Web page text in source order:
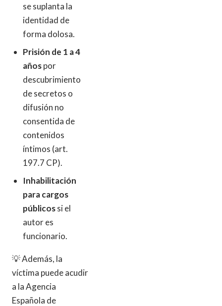
se suplanta la
identidad de
forma dolosa.
Prisión de 1 a 4
añospor
descubrimiento
de secretos o
difusión no
consentida de
contenidos
íntimos (art.
197.7 CP).
Inhabilitación
para cargos
públicossi el
autor es
funcionario.
💡 Además, la
víctima puede acudir
a la Agencia
Española de